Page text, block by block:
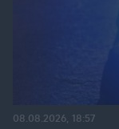
08.08.2026, 18:57